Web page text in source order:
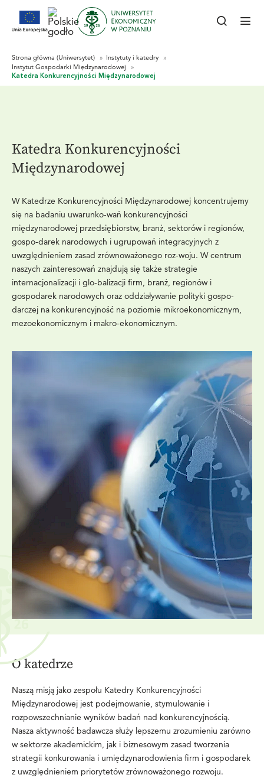
Katedra Konkurencyjności
Międzynarodowej
W Katedrze Konkurencyjności Międzynarodowej koncentrujemy
się na badaniu uwarunko-wań konkurencyjności
międzynarodowej przedsiębiorstw, branż, sektorów i regionów,
gospo-darek narodowych i ugrupowań integracyjnych z
uwzględnieniem zasad zrównoważonego roz-woju. W centrum
naszych zainteresowań znajdują się także strategie
internacjonalizacji i glo-balizacji firm, branż, regionów i
gospodarek narodowych oraz oddziaływanie polityki gospo-
darczej na konkurencyjność na poziomie mikroekonomicznym,
mezoekonomicznym i makro-ekonomicznym.
O katedrze
Naszą misją jako zespołu Katedry Konkurencyjności
Międzynarodowej jest podejmowanie, stymulowanie i
rozpowszechnianie wyników badań nad konkurencyjnością.
Nasza aktywność badawcza służy lepszemu zrozumieniu zarówno
w sektorze akademickim, jak i biznesowym zasad tworzenia
strategii konkurowania i umiędzynarodowienia firm i gospodarek
z uwzględnieniem priorytetów zrównoważonego rozwoju.